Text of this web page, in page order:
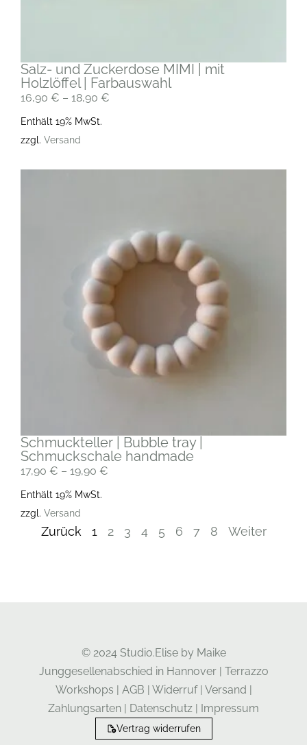
Salz- und Zuckerdose MIMI | mit
Holzlöffel | Farbauswahl
16,90 € – 18,90 €
Enthält 19% MwSt.
zzgl. Versand
Schmuckteller | Bubble tray |
Schmuckschale handmade
17,90 € – 19,90 €
Enthält 19% MwSt.
zzgl. Versand
Zurück 1 2 3 4 5 6 7 8 Weiter
© 2024 Studio.Elise by Maike
Junggesellenabschied in Hannover| Terrazzo
Workshops | AGB | Widerruf| Versand |
Zahlungsarten | Datenschutz | Impressum
Vertrag widerrufen